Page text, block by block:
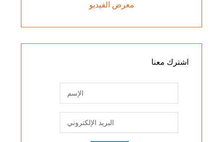
معرض الفيديو
اشترك معنا